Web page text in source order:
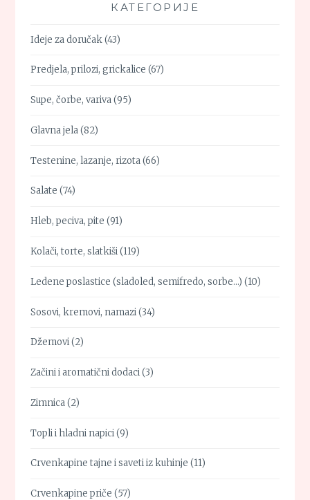
КАТЕГОРИЈЕ
Ideje za doručak(43)
Predjela, prilozi, grickalice (67)
Supe, čorbe, variva(95)
Glavna jela(82)
Testenine, lazanje, rizota(66)
Salate (74)
Hleb, peciva, pite (91)
Kolači, torte, slatkiši(119)
Ledene poslastice (sladoled, semifredo, sorbe…) (10)
Sosovi, kremovi, namazi(34)
Džemovi(2)
Začini i aromatični dodaci(3)
Zimnica(2)
Topli i hladni napici(9)
Crvenkapine tajne i saveti iz kuhinje (11)
Crvenkapine priče (57)